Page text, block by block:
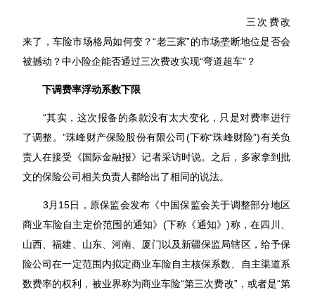
三次费改
来了，车险市场格局如何变？“老三家”的市场垄断地位是否会
被撼动？中小险企能否通过三次费改实现“弯道超车”？
下调费率浮动系数下限
“其实，这次报备的条款没有太大变化，只是对费率进行
了调整。”珠峰财产保险股份有限公司(下称“珠峰财险”)有关负
责人在接受《国际金融报》记者采访时说。之后，多家拿到批
文的保险公司相关负责人都给出了相同的说法。
3月15日，原保监会发布《中国保监会关于调整部分地区
商业车险自主定价范围的通知》(下称《通知》)称，在四川、
山西、福建、山东、河南、厦门以及新疆保监局辖区，给予保
险公司在一定范围内拟定商业车险自主核保系数、自主渠道系
数费率的权利，被业界称为商业车险“第三次费改”，或者是“第